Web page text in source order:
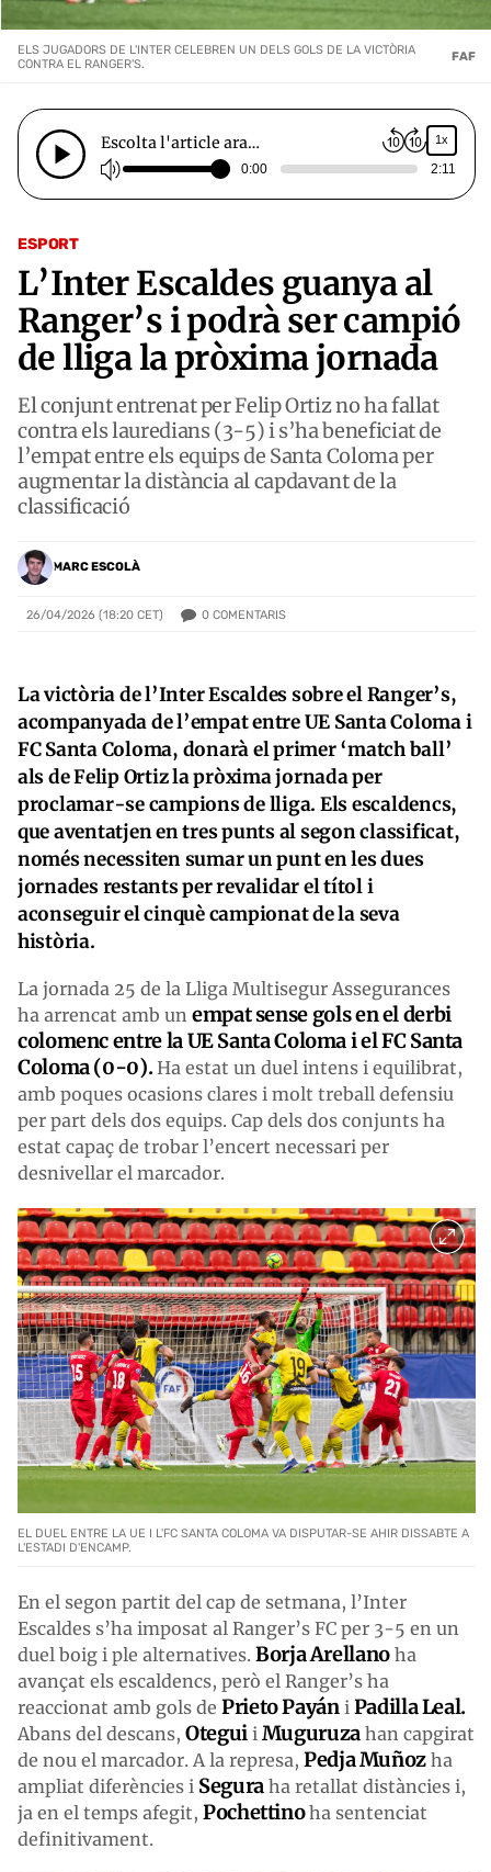
ESPORT
L’Inter Escaldes guanya al
Ranger’s i podrà ser campió
de lliga la pròxima jornada
El conjunt entrenat per Felip Ortiz no ha fallat
contra els lauredians (3-5) i s’ha beneficiat de
l’empat entre els equips de Santa Coloma per
augmentar la distància al capdavant de la
classificació
MARC ESCOLÀ
26/04/2026 (18:20 CET) 0 COMENTARIS
ELS JUGADORS DE L'INTER CELEBREN UN DELS GOLS DE LA VICTÒRIA
CONTRA EL RANGER'S.
FAF
Escolta l'article ara… 1x
0:00 2:11
La victòria de l’Inter Escaldes sobre el Ranger’s,
acompanyada de l’empat entre UE Santa Coloma i
FC Santa Coloma, donarà el primer ‘match ball’
als de Felip Ortiz la pròxima jornada per
proclamar-se campions de lliga. Els escaldencs,
que aventatjen en tres punts al segon classificat,
només necessiten sumar un punt en les dues
jornades restants per revalidar el títol i
aconseguir el cinquè campionat de la seva
història.
La jornada 25 de la Lliga Multisegur Assegurances
ha arrencat amb un empat sense gols en el derbi
colomenc entre la UE Santa Coloma i el FC Santa
Coloma (0-0).Ha estat un duel intens i equilibrat,
amb poques ocasions clares i molt treball defensiu
per part dels dos equips. Cap dels dos conjunts ha
estat capaç de trobar l’encert necessari per
desnivellar el marcador.
EL DUEL ENTRE LA UE I L'FC SANTA COLOMA VA DISPUTAR-SE AHIR DISSABTE A
L'ESTADI D'ENCAMP.
En el segon partit del cap de setmana, l’Inter
Escaldes s’ha imposat al Ranger’s FC per 3-5 en un
duel boig i ple alternatives. Borja Arellano ha
avançat els escaldencs, però el Ranger’s ha
reaccionat amb gols de Prieto Payáni Padilla Leal.
Abans del descans, Oteguii Muguruzahan capgirat
de nou el marcador. A la represa, Pedja Muñoz ha
ampliat diferències i Seguraha retallat distàncies i,
ja en el temps afegit, Pochettinoha sentenciat
definitivament.